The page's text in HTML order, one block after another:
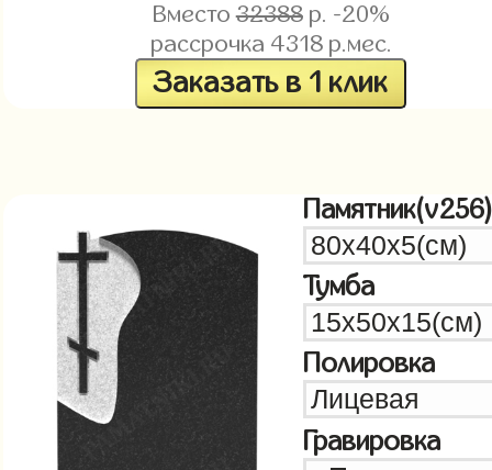
Вместо32388р. -20%
рассрочка 4318р.мес.
Заказать в 1 клик
Памятник(v256)
Тумба
Полировка
Гравировка